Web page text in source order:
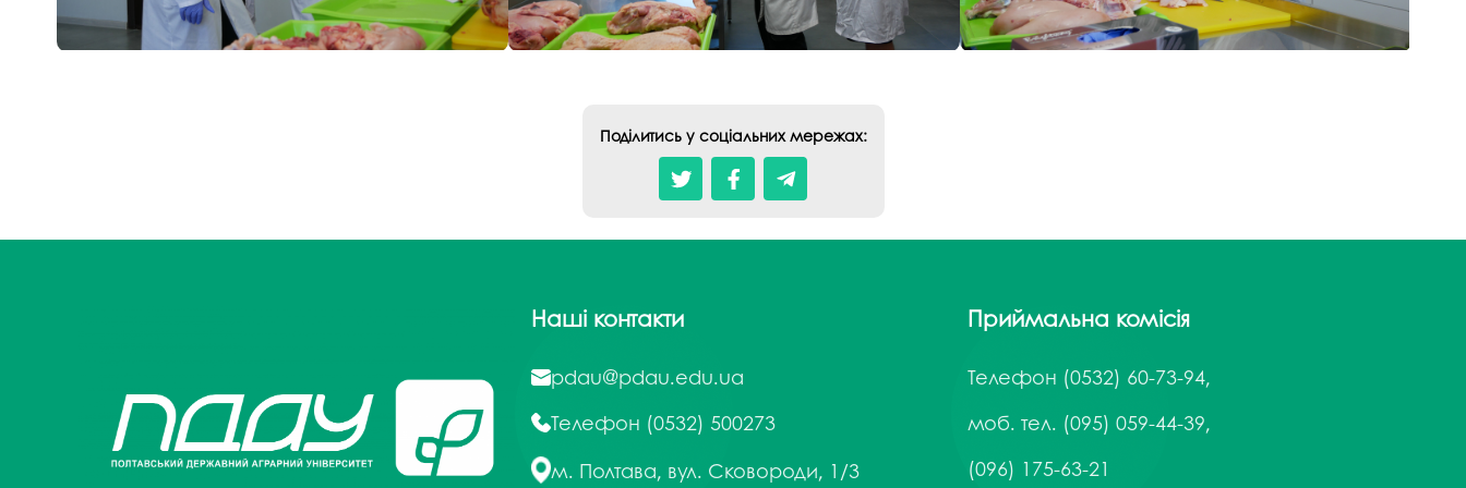
госпдоговірних робіт (послуг)
Поділитись у соціальних мережах:
Наші контакти
pdau@pdau.edu.ua
Телефон (0532) 500273
м. Полтава, вул. Сковороди, 1/3
Приймальна комісія
Телефон (0532) 60-73-94,
моб. тел. (095) 059-44-39,
(096) 175-63-21